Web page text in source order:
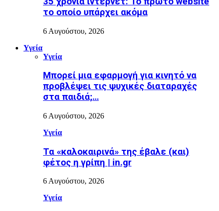
το οποίο υπάρχει ακόμα
6 Αυγούστου, 2026
Υγεία
Υγεία
Μπορεί μια εφαρμογή για κινητό να
προβλέψει τις ψυχικές διαταραχές
στα παιδιά;…
6 Αυγούστου, 2026
Υγεία
Τα «καλοκαιρινά» της έβαλε (και)
φέτος η γρίπη | in.gr
6 Αυγούστου, 2026
Υγεία